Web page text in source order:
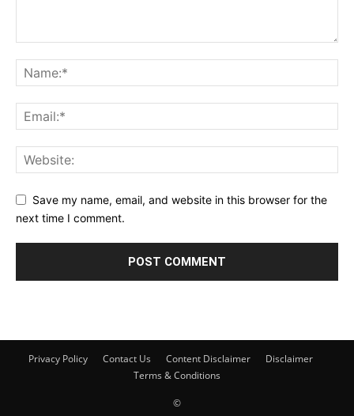
Save my name, email, and website in this browser for the
next time I comment.
Privacy Policy Contact Us Content Disclaimer
Disclaimer
Terms & Conditions
©